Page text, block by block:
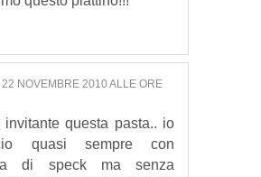
22 NOVEMBRE 2010 ALLE ORE
invitante questa pasta.. io
quasi sempre con
di speck ma senza